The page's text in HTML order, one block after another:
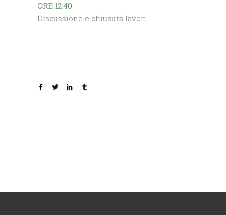
ORE 12:40
Discussione e chiusura lavori.